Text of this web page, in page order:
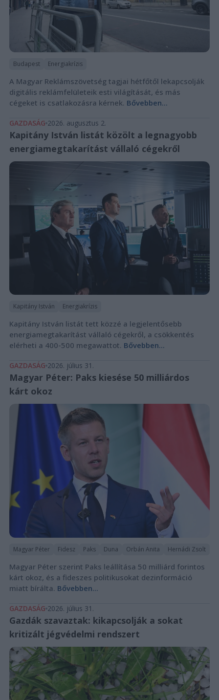
Budapest Energiakrízis
A Magyar Reklámszövetség tagjai hétfőtől lekapcsolják
digitális reklámfelületeik esti világítását, és más
cégeket is csatlakozásra kérnek. Bővebben...
GAZDASÁG 2026. augusztus 2.
Kapitány István listát közölt a legnagyobb
energiamegtakarítást vállaló cégekről
Kapitány István Energiakrízis
Kapitány István listát tett közzé a legjelentősebb
energiamegtakarítást vállaló cégekről, a csökkentés
elérheti a 400-500 megawattot. Bővebben...
GAZDASÁG 2026. július 31.
Magyar Péter: Paks kiesése 50 milliárdos
kárt okoz
Magyar Péter Fidesz Paks Duna Orbán Anita Hernádi Zsolt
Magyar Péter szerint Paks leállítása 50 milliárd forintos
kárt okoz, és a fideszes politikusokat dezinformáció
miatt bírálta. Bővebben...
GAZDASÁG 2026. július 31.
Gazdák szavaztak: kikapcsolják a sokat
kritizált jégvédelmi rendszert